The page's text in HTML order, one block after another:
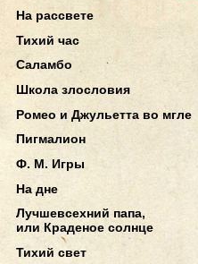
На рассвете
Тихий час
Саламбо
Школа злословия
Ромео и Джульетта во мгле
Пигмалион
Ф. М. Игры
На дне
Лучшевсехний папа,
или Краденое солнце
Тихий свет